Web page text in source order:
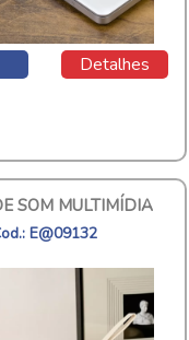
Detalhes
SOM MULTIMÍDIA
E@09132